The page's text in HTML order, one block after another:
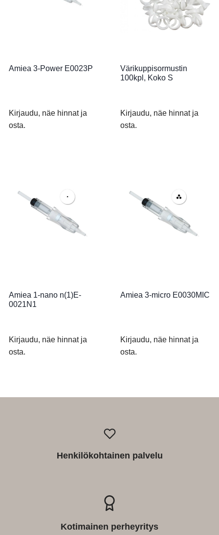
Amiea 3-Power E0023P
Kirjaudu, näe hinnat ja
osta.
Värikuppisormustin
100kpl, Koko S
Kirjaudu, näe hinnat ja
osta.
Amiea 1-nano n(1)E-
0021N1
Kirjaudu, näe hinnat ja
osta.
Amiea 3-micro E0030MIC
Kirjaudu, näe hinnat ja
osta.
Henkilökohtainen palvelu
Kotimainen perheyritys